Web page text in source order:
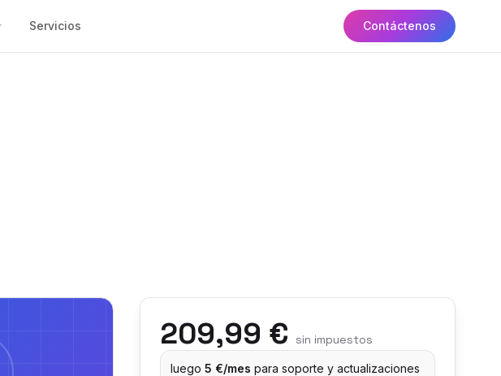
Servicios Contáctenos
209,99 € sin impuestos
luego 5 €/mes para soporte y actualizaciones